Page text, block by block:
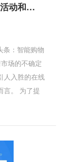
动和…
条：智能购物
场的不确定
人入胜的在线
言。 为了提